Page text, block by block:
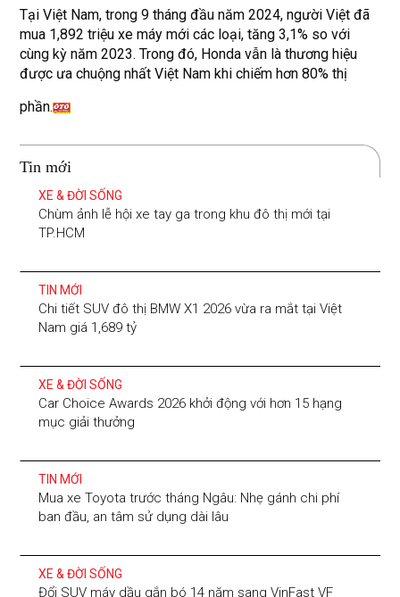
Tại Việt Nam, trong 9 tháng đầu năm 2024, người Việt đã
mua 1,892 triệu xe máy mới các loại, tăng 3,1% so với
cùng kỳ năm 2023. Trong đó, Honda vẫn là thương hiệu
được ưa chuộng nhất Việt Nam khi chiếm hơn 80% thị
phần.
Tin mới
XE & ĐỜI SỐNG
Chùm ảnh lễ hội xe tay ga trong khu đô thị mới tại
TP.HCM
TIN MỚI
Chi tiết SUV đô thị BMW X1 2026 vừa ra mắt tại Việt
Nam giá 1,689 tỷ
XE & ĐỜI SỐNG
Car Choice Awards 2026 khởi động với hơn 15 hạng
mục giải thưởng
TIN MỚI
Mua xe Toyota trước tháng Ngâu: Nhẹ gánh chi phí
ban đầu, an tâm sử dụng dài lâu
XE & ĐỜI SỐNG
Đổi SUV máy dầu gắn bó 14 năm sang VinFast VF